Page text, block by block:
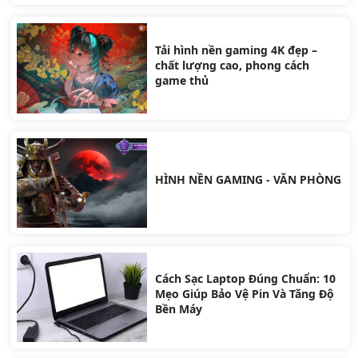
Tải hình nền gaming 4K đẹp –
chất lượng cao, phong cách
game thủ
HÌNH NỀN GAMING - VĂN PHÒNG
Cách Sạc Laptop Đúng Chuẩn: 10
Mẹo Giúp Bảo Vệ Pin Và Tăng Độ
Bền Máy